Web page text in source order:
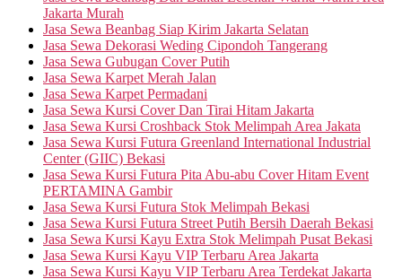
Jakarta Murah
Jasa Sewa Beanbag Siap Kirim Jakarta Selatan
Jasa Sewa Dekorasi Weding Cipondoh Tangerang
Jasa Sewa Gubugan Cover Putih
Jasa Sewa Karpet Merah Jalan
Jasa Sewa Karpet Permadani
Jasa Sewa Kursi Cover Dan Tirai Hitam Jakarta
Jasa Sewa Kursi Croshback Stok Melimpah Area Jakata
Jasa Sewa Kursi Futura Greenland International Industrial
Center (GIIC) Bekasi
Jasa Sewa Kursi Futura Pita Abu-abu Cover Hitam Event
PERTAMINA Gambir
Jasa Sewa Kursi Futura Stok Melimpah Bekasi
Jasa Sewa Kursi Futura Street Putih Bersih Daerah Bekasi
Jasa Sewa Kursi Kayu Extra Stok Melimpah Pusat Bekasi
Jasa Sewa Kursi Kayu VIP Terbaru Area Jakarta
Jasa Sewa Kursi Kayu VIP Terbaru Area Terdekat Jakarta